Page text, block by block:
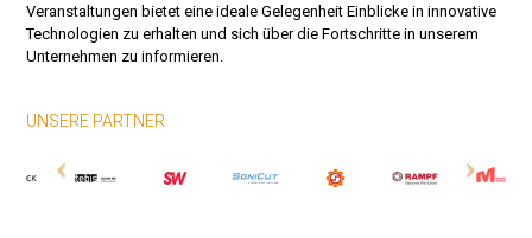
Veranstaltungen bietet eine ideale Gelegenheit Einblicke in innovative
Technologien zu erhalten und sich über die Fortschritte in unserem
Unternehmen zu informieren.
UNSERE PARTNER